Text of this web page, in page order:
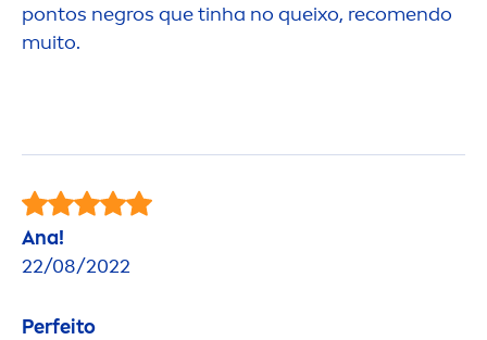
pontos negros que tinha no queixo, recomendo
muito.
Ana!
22/08/2022
Perfeito